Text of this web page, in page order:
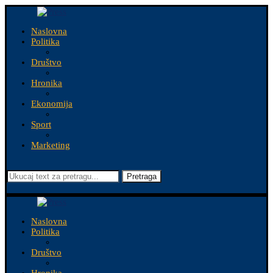
Naslovna
Politika
Društvo
Hronika
Ekonomija
Sport
Marketing
Pretraga
Naslovna
Politika
Društvo